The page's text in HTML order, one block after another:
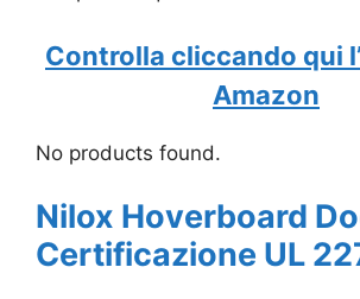
Controlla cliccando qui
Amazon
No products found.
Nilox Hoverboard
Certificazione UL